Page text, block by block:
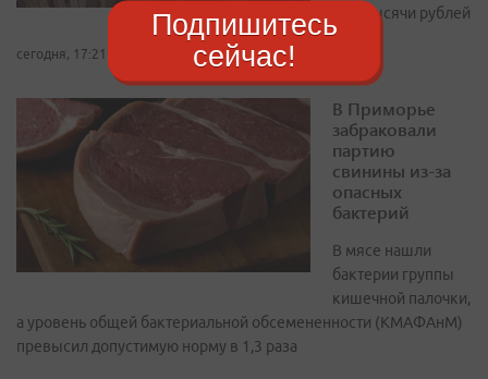
27,2 тысячи рублей
сегодня, 17:21
В Приморье
забраковали
партию
свинины из-за
опасных
бактерий
В мясе нашли
бактерии группы
кишечной палочки,
а уровень общей бактериальной обсемененности (КМАФАнМ)
превысил допустимую норму в 1,3 раза
Подпишитесь
сейчас!